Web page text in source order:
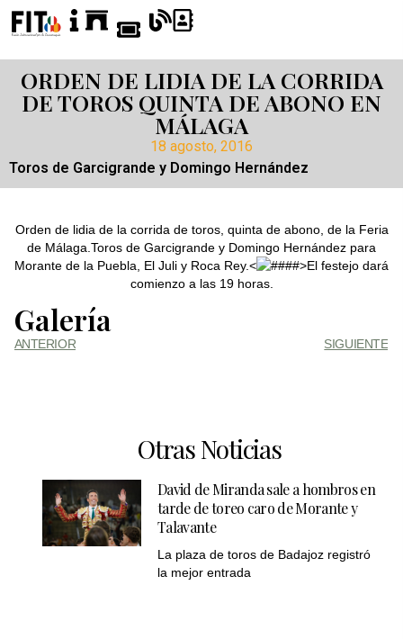
ORDEN DE LIDIA DE LA CORRIDA
DE TOROS QUINTA DE ABONO EN
MÁLAGA
18 agosto, 2016
Toros de Garcigrande y Domingo Hernández
Orden de lidia de la corrida de toros, quinta de abono, de la Feria
de Málaga.Toros de Garcigrande y Domingo Hernández para
Morante de la Puebla, El Juli y Roca Rey.<
>El festejo dará
comienzo a las 19 horas.
Galería
ANTERIOR SIGUIENTE
Otras Noticias
David de Miranda sale a hombros en
tarde de toreo caro de Morante y
Talavante
La plaza de toros de Badajoz registró
la mejor entrada